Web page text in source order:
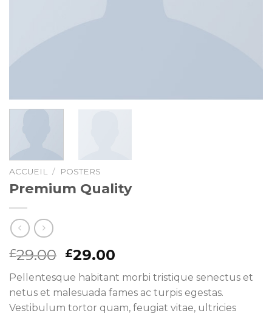
ACCUEIL / POSTERS
Premium Quality
£29.00 £29.00
Pellentesque habitant morbi tristique senectus et
netus et malesuada fames ac turpis egestas.
Vestibulum tortor quam, feugiat vitae, ultricies